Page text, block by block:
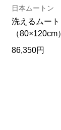
日本ムートン
洗えるムー
（80×120cm
86,350円